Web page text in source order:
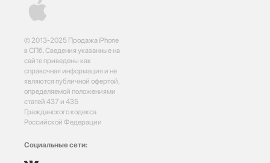
© 2013-2025 Продажа iPhone
в СПб. Сведения указанные на
сайте приведены как
справочная информация и не
являются публичной офертой,
определяемой положениями
статей 437 и 435
Гражданского кодекса
Российской Федерации
Социальные сети: